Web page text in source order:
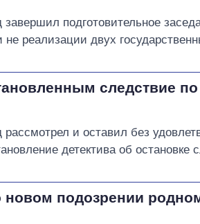
завершил подготовительное
реализации двух
следствие по
и оставил без
детектива об остановке
подозрении